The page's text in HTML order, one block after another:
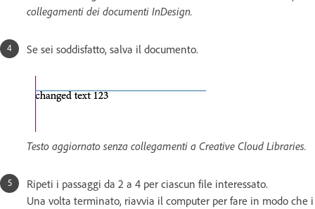
collegamenti dei documenti InDesign.
Se sei soddisfatto, salva il documento.
Testo aggiornato senza collegamenti a Creative Cloud Libraries.
Ripeti i passaggi da 2 a 4 per ciascun file interessato.
Una volta terminato, riavvia il computer per fare in modo che i